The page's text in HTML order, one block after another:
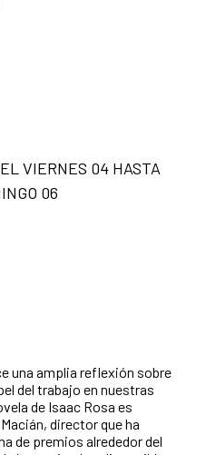
una amplia reflexión sobre
del trabajo en nuestras
de Isaac Rosa es
director que ha
de premios alrededor del
VIERNES 04 HASTA
06